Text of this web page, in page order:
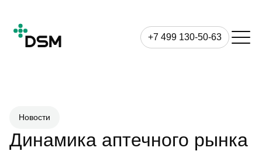
+7 499 130-50-63
Новости
Динамика аптечного рынка